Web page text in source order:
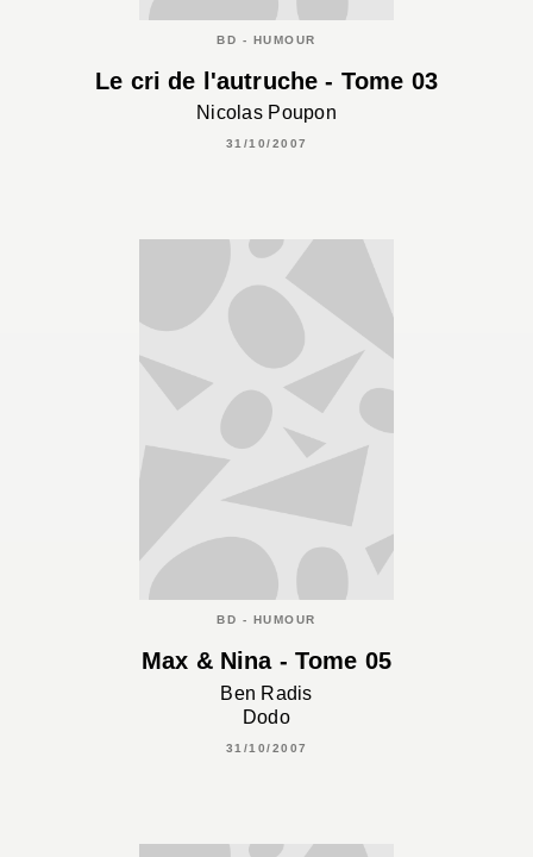
BD - HUMOUR
Le cri de l'autruche - Tome 03
Nicolas Poupon
31/10/2007
BD - HUMOUR
Max & Nina - Tome 05
Ben Radis
Dodo
31/10/2007